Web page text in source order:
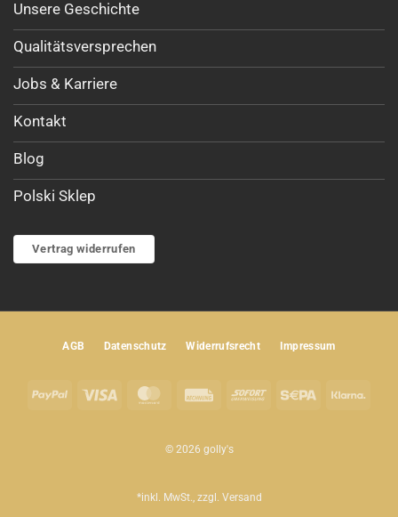
Unsere Geschichte
Qualitätsversprechen
Jobs & Karriere
Kontakt
Blog
Polski Sklep
Vertrag widerrufen
AGB Datenschutz Widerrufsrecht Impressum
PayPal Visa MasterCardRechungSofort Sepa
© 2026 golly's
*inkl. MwSt., zzgl. Versand